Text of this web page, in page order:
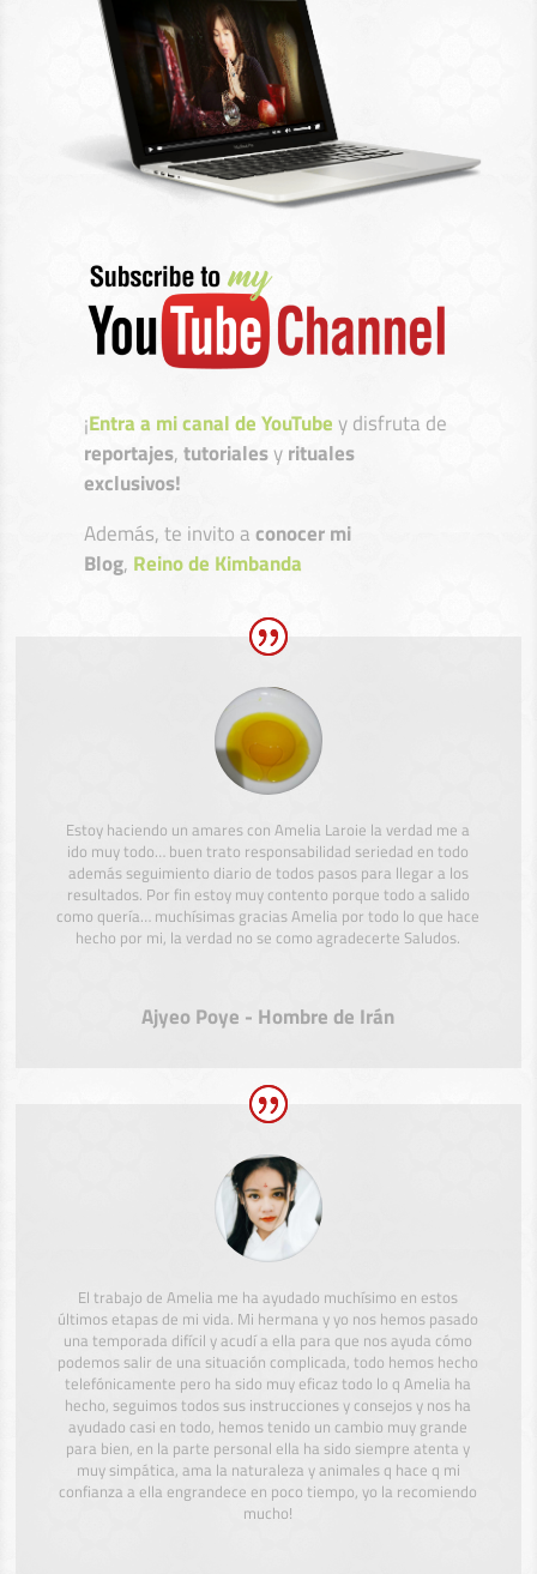
¡Entra a mi canal de YouTubey disfruta de
reportajes,tutorialesyrituales
exclusivos!
Además, te invito aconocer mi
Blog, Reino de Kimbanda
Estoy haciendo un amares con Amelia Laroie la verdad me a
ido muy todo… buen trato responsabilidad seriedad en todo
además seguimiento diario de todos pasos para llegar a los
resultados. Por fin estoy muy contento porque todo a salido
como quería… muchísimas gracias Amelia por todo lo que hace
hecho por mi, la verdad no se como agradecerte Saludos.
Ajyeo Poye - Hombre de Irán
El trabajo de Amelia me ha ayudado muchísimo en estos
últimos etapas de mi vida. Mi hermana y yo nos hemos pasado
una temporada difícil y acudí a ella para que nos ayuda cómo
podemos salir de una situación complicada, todo hemos hecho
telefónicamente pero ha sido muy eficaz todo lo q Amelia ha
hecho, seguimos todos sus instrucciones y consejos y nos ha
ayudado casi en todo, hemos tenido un cambio muy grande
para bien, en la parte personal ella ha sido siempre atenta y
muy simpática, ama la naturaleza y animales q hace q mi
confianza a ella engrandece en poco tiempo, yo la recomiendo
mucho!